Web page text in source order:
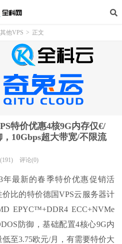
其他VPS > 正文
特价优惠4核9G内存仅€/
10Gbps超大带宽/不限流
评论(0)
年最新的春季特价优惠促销活
比的特价德国VPS云服务器计
EPYC™+DDR4 ECC+NVMe
防御，基础配置4核心9G内
至3.75欧元/月，有需要特价大